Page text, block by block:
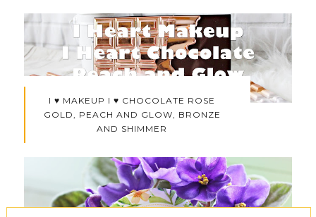
I ♥ MAKEUP I ♥ CHOCOLATE ROSE
GOLD, PEACH AND GLOW, BRONZE
AND SHIMMER